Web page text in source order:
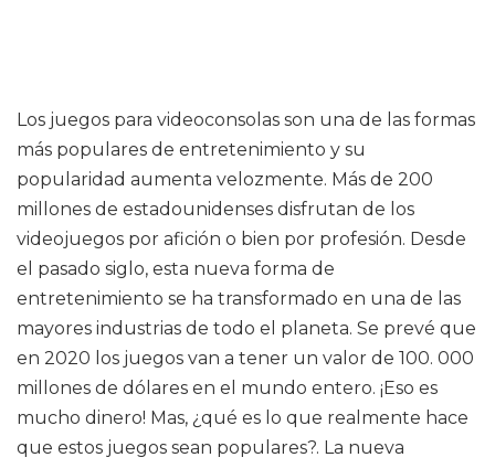
Los juegos para videoconsolas son una de las formas
más populares de entretenimiento y su
popularidad aumenta velozmente. Más de 200
millones de estadounidenses disfrutan de los
videojuegos por afición o bien por profesión. Desde
el pasado siglo, esta nueva forma de
entretenimiento se ha transformado en una de las
mayores industrias de todo el planeta. Se prevé que
en 2020 los juegos van a tener un valor de 100. 000
millones de dólares en el mundo entero. ¡Eso es
mucho dinero! Mas, ¿qué es lo que realmente hace
que estos juegos sean populares?. La nueva